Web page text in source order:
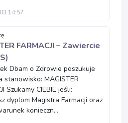
14:57
FARMACJI – Zawiercie
Dbam o Zdrowie poszukuje
stanowisko: MAGISTER
Szukamy CIEBIE jeśli:
dyplom Magistra Farmacji oraz
konieczn...